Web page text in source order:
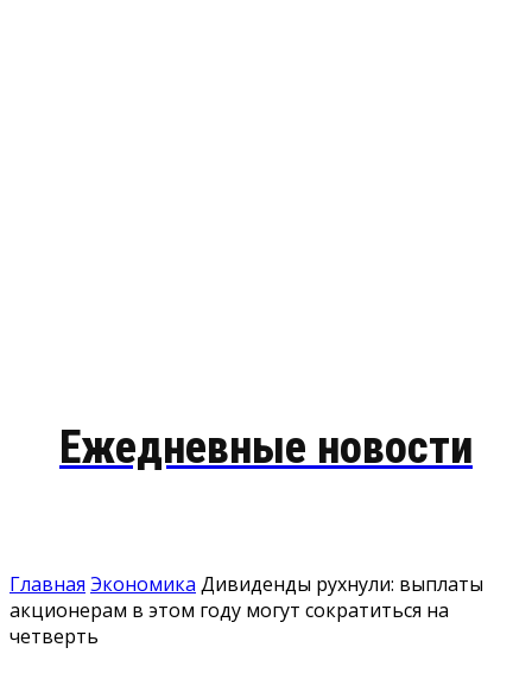
Ежедневные новости
Главная Экономика Дивиденды рухнули: выплаты
акционерам в этом году могут сократиться на
четверть